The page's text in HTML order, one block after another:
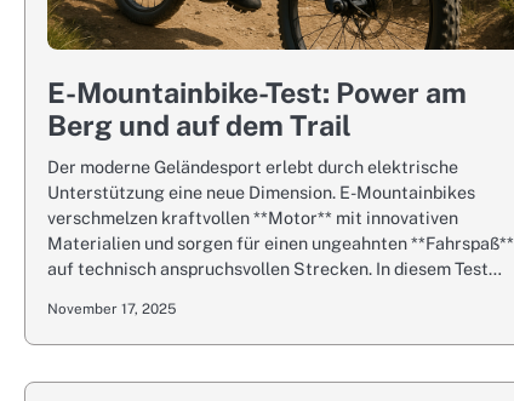
E-Mountainbike-Test: Power am
Berg und auf dem Trail
Der moderne Geländesport erlebt durch elektrische
Unterstützung eine neue Dimension. E-Mountainbikes
verschmelzen kraftvollen **Motor** mit innovativen
Materialien und sorgen für einen ungeahnten **Fahrspaß**
auf technisch anspruchsvollen Strecken. In diesem Test…
November 17, 2025